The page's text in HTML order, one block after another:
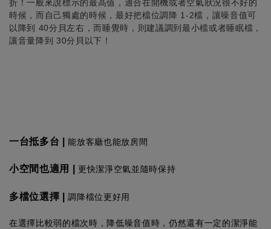
折 ！一般來說標示的最高值，適合在開機或者空氣狀況很不好的
時候，而自己獨處的時候，最好把檔位調降 1-2檔，讓噪音值可
以降到
40分貝左右，而睡覺時，則建議調到最小檔或者睡眠檔，
讓音量降到 30分貝以下！
一台抵多台 |能放客廳也能放房間
小空間也適用 更快潔淨空氣並隨時保持
多檔位選擇 |調降檔位更好用
在選擇比較弱的檔次時，降低噪音值時，仍然還有一定的潔淨能